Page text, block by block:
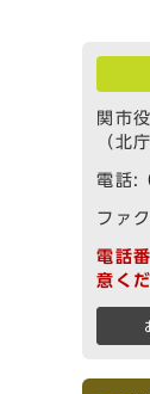
関市
（北
電話:
ファ
電話
意く